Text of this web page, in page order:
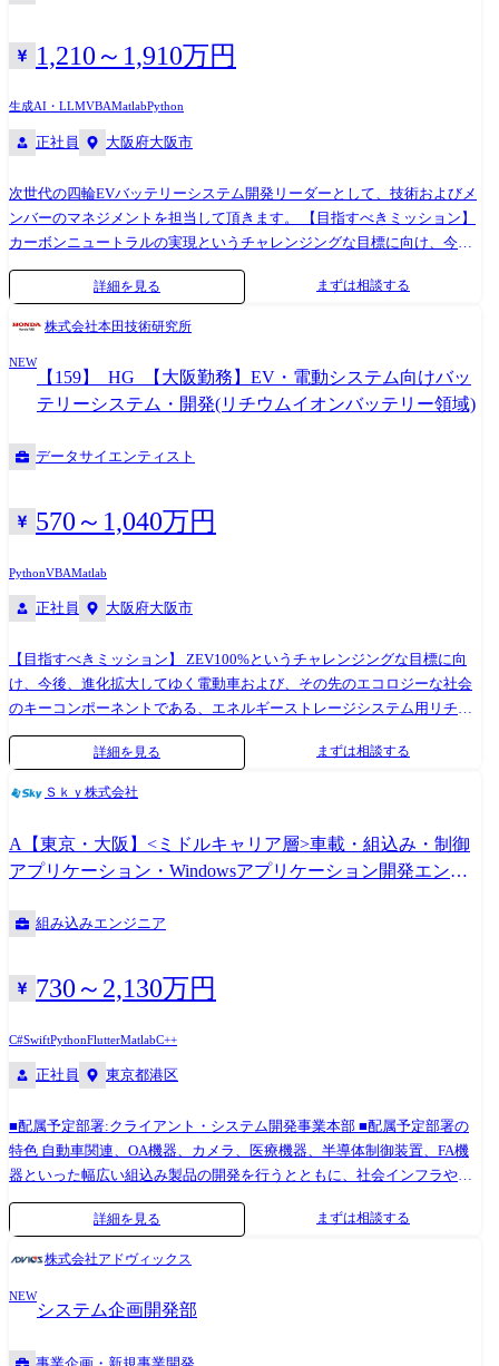
1,210～1,910万円
生成AI・LLMVBAMatlabPython
正社員 大阪府大阪市
次世代の四輪EVバッテリーシステム開発リーダーとして、技術およびメ
ンバーのマネジメントを担当して頂きます。 【目指すべきミッション】
カーボンニュートラルの実現というチャレンジングな目標に向け、今
後、進化拡大してゆく電動車および、その先のエコロジーな社会のキー
コンポーネントである、エネルギーストレージシステム用リチウムイオ
効率なバッテリーシステムの開発を推進することでカーボンニュートラ
ルな社会の実現を目指していきます。 【具体的には】 ●車載用リチウム
イオンバッテリーの開発 ・バッテリーサプライヤとの要求仕様書および
品・製造技術)の探索・開発 ●リチウムイオンバッテリー制御開発(状態推
理・検証 ・制御アルゴリズム開発と制御設定 ・セルおよび組電池、バッ
テリーパックシステム、実車による制御検証 ●各種CAE・シミュレーシ
連技術調査・探索および将来戦略・コンセプト立案 ●グループメンバー
成支援および人事評価を通した成長促進やキャリア支援等) ※社内関連部
門(栃木/大阪拠点バッテリー開発メンバー)や社外(材料部品メーカー・バ
ッテリー評価機関・お取引様企業)と連携して業務を推進いただきます。
※専門性や適性、会社ニーズなどを踏まえ、会社が定める業務への配置
転換を命じる場合があります。 【開発ツール】 ※ミッションにより異な
MATLAB、Simulink、Labview 等 ・データ分析プログラミング:Python、
VBA 等 ・評価/計測ツール:温度、応力、騒音測定等の試験機器、EMC評
詳細を見る まずは相談する
株式会社本田技術研究所
NEW
【159】_HG_【大阪勤務】EV・電動システム向けバッ
テリーシステム・開発(リチウムイオンバッテリー領域)
データサイエンティスト
570～1,040万円
PythonVBAMatlab
正社員 大阪府大阪市
【目指すべきミッション】 ZEV100%というチャレンジングな目標に向
け、今後、進化拡大してゆく電動車および、その先のエコロジーな社会
のキーコンポーネントである、エネルギーストレージシステム用リチウ
ムイオンバッテリーシステムの研究開発を加速させるべく、拠点を開設
いたしました。 特に大阪拠点では京都のHondaとGSユアサとの合弁会社
「株式会社Honda・GS Yuasa EV Battery R&D(HGYB)」との電動車用リチ
関連サプライヤーとの技術構築により、バッテリー内部の技術進化を活
かした魅力的なEV・電動システムに貢献するバッテリーシステムを開発
していきます。 【具体的には】 ※ご経験/スキルに合わせ詳細業務
バッテリーの 性能目標(容量・入出力・耐久性・安全性・構造)の策定と
タ、電解液、添加材)技術開発 ・極群(電極・セパレータ)、電解液のケミ
カル技術開発 ・セル構造および組電池(モジュール、セルユニット)構造
熱、高圧・低圧配電) ・作図、モデル作成 ・レイアウト検討 ・構造・熱
解析 セルおよび組電池の評価・解析(性能、安全性、構造) ・試験結果解
・データサイエンス、機械学習等を活用した開発プロセス効率化技術の
開発 ・セル充放電モデル、劣化モデルによるセル性能予測技術の開発 ・
試験設備の仕様検討/導入/立ち上げ リチウムイオンバッテリー制御開発
(状態推定・入出力管理・故障検知) ・制御アルゴリズム開発と制御設定
・セルおよび組電池、バッテリーパックシステム、実車による制御検証
イヤーとの材料・部品開発 ●関連技術調査・探索 ※専門性や適性、会社
ニーズなどを踏まえ、会社が定める業務への配置転換を命じる場合があ
詳細を見る まずは相談する
Ｓｋｙ株式会社
A【東京・大阪】<ミドルキャリア層>車載・組込み・制御
アプリケーション・Windowsアプリケーション開発エンジ
組み込みエンジニア
730～2,130万円
C#SwiftPythonFlutterMatlabC++
正社員 東京都港区
■配属予定部署:クライアント・システム開発事業本部 ■配属予定部署の
特色 自動車関連、OA機器、カメラ、医療機器、半導体制御装置、FA機
器といった幅広い組込み製品の開発を行うとともに、社会インフラや防
衛・宇宙領域のシステム開発、組込み機器をエッジとしてWindowsアプ
リ、Webアプリやサーバー開発も行うIoT開発を行っております。 要件定
義・基本設計といった上流工程から実装・試験の下流工程までこなせる
境・技術要素の変化が激しい分野ですが、新しい技術の習得は積極的に
行い、 モデルベース開発や自動テスト環境の導入、生成AIの活用など新
しい開発手法やツール導入も行なっています。 コミュニケーションが積
詳細を見る まずは相談する
株式会社アドヴィックス
NEW
システム企画開発部